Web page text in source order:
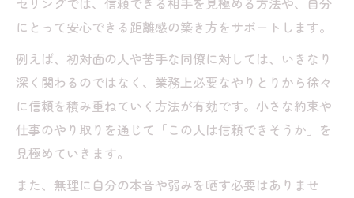
にとって安心できる距離感の築き方をサポートします。
例えば、初対面の人や苦手な同僚に対しては、いきなり
深く関わるのではなく、業務上必要なやりとりから徐々
に信頼を積み重ねていく方法が有効です。小さな約束や
仕事のやり取りを通じて「この人は信頼できそうか」を
見極めていきます。
また、無理に自分の本音や弱みを晒す必要はありませ